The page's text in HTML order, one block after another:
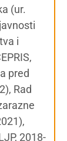
(ur.
i
pred
Rad
2018-